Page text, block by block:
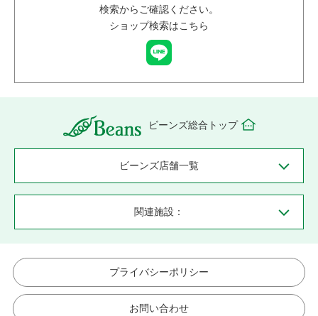
検索からご確認ください。
ショップ検索はこちら
ビーンズ総合トップ
ビーンズ店舗一覧
関連施設：
プライバシーポリシー
お問い合わせ